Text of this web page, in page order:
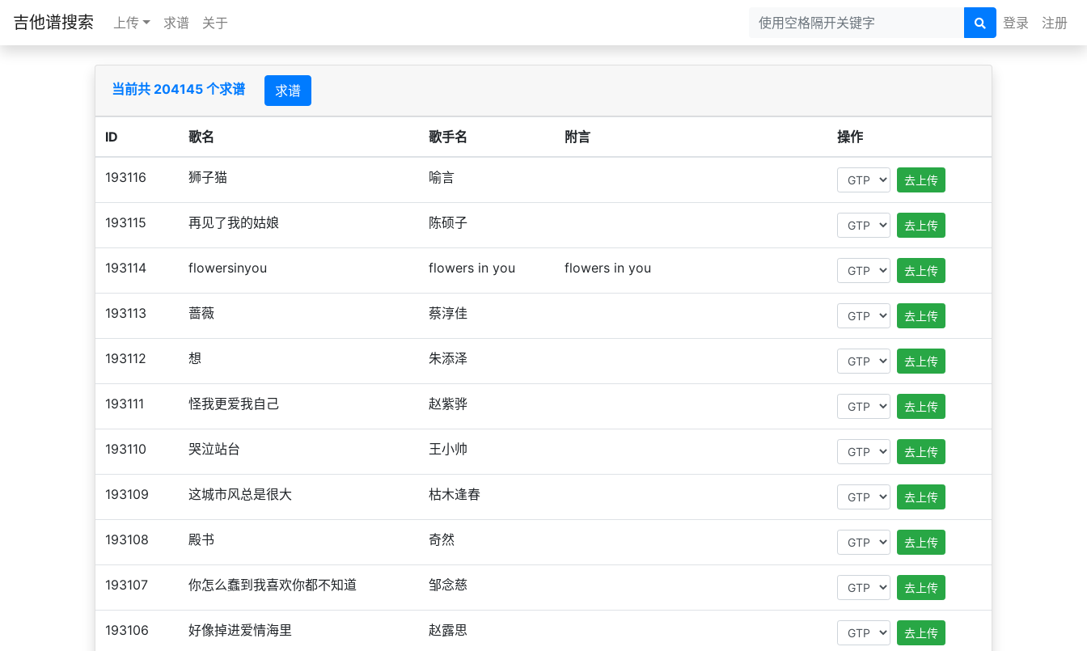
吉他谱搜索 上传 求谱 关于 登录 注册
当前共 204145 个求谱 求谱
ID 歌名 歌手名 附言 操作
193116 狮子猫 喻言 去上传
193115 再见了我的姑娘 陈硕子 去上传
193114 flowersinyou flowers in you flowers in you 去上传
193113 蔷薇 蔡淳佳 去上传
193112 想 朱添泽 去上传
193111 怪我更爱我自己 赵紫骅 去上传
193110 哭泣站台 王小帅 去上传
193109 这城市风总是很大 枯木逢春 去上传
193108 殿书 奇然 去上传
193107 你怎么蠢到我喜欢你都不知道 邹念慈 去上传
193106 好像掉进爱情海里 赵露思 去上传